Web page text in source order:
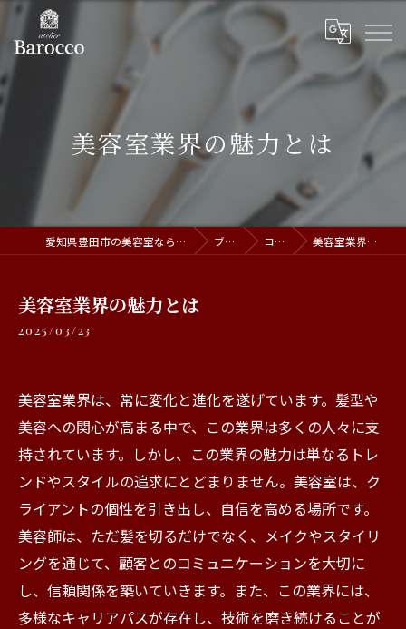
美容室業界の魅力とは
愛知県豊田市の美容室ならatelier Barocco ブログ コラム 美容室業界の魅力とは
美容室業界の魅力とは
2025/03/23
美容室業界は、常に変化と進化を遂げています。髪型や
美容への関心が高まる中で、この業界は多くの人々に支
持されています。しかし、この業界の魅力は単なるトレ
ンドやスタイルの追求にとどまりません。美容室は、ク
ライアントの個性を引き出し、自信を高める場所です。
美容師は、ただ髪を切るだけでなく、メイクやスタイリ
ングを通じて、顧客とのコミュニケーションを大切に
し、信頼関係を築いていきます。また、この業界には、
多様なキャリアパスが存在し、技術を磨き続けることが